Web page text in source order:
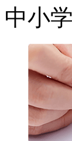
中小